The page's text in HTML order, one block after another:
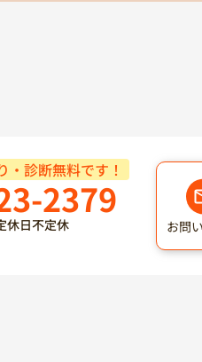
・診断無料です！
2379
休日不定休 お問